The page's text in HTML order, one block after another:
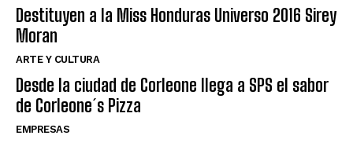
Destituyen a la Miss Honduras Universo 2016 Sirey
Moran
ARTE Y CULTURA
Desde la ciudad de Corleone llega a SPS el sabor
de Corleone´s Pizza
EMPRESAS